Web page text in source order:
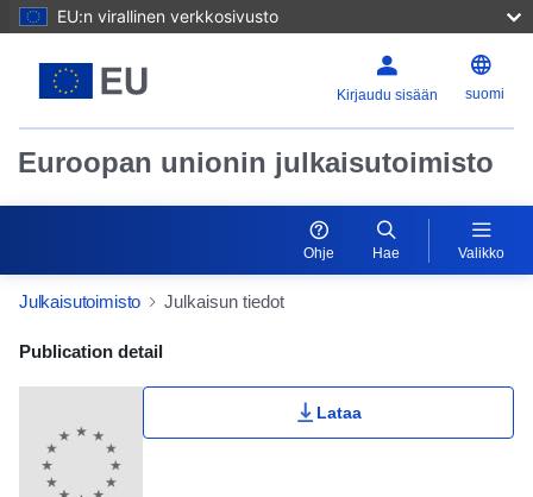
EU:n virallinen verkkosivusto
Kirjaudu sisään suomi
Euroopan unionin julkaisutoimisto
Ohje Hae Valikko
Julkaisutoimisto Julkaisun tiedot
Publication Detail Actions Portlet
Publication detail
Lataa